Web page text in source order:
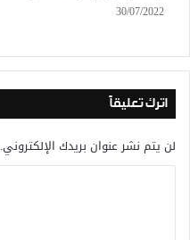
30/07/2022
اترك تعليقاً
لن يتم نشر عنوان بريدك الإلكتروني.